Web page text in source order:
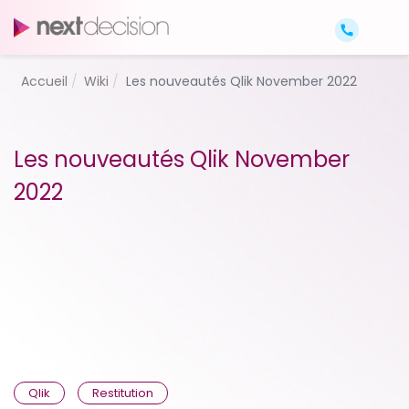
Accueil Wiki Les nouveautés Qlik November 2022
Les nouveautés Qlik November
2022
Qlik Restitution